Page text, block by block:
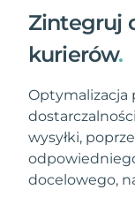
Zintegruj
kurierów.
Optymalizacja
wysyłki,
docelowego,